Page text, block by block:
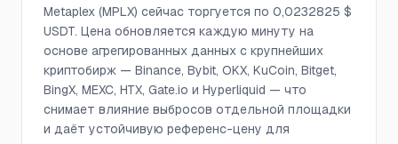
Metaplex (MPLX) сейчас торгуется по 0,0232825 $
USDT. Цена обновляется каждую минуту на
основе агрегированных данных с крупнейших
криптобирж — Binance, Bybit, OKX, KuCoin, Bitget,
BingX, MEXC, HTX, Gate.io и Hyperliquid — что
снимает влияние выбросов отдельной площадки
и даёт устойчивую референс-цену для